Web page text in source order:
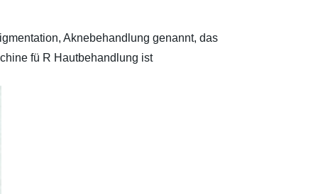
Aknebehandlung genannt, das
fü R Hautbehandlung ist